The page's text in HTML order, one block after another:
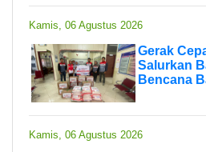
Kamis, 06 Agustus 2026
Gerak
Salurkan
Bencana
Kamis, 06 Agustus 2026